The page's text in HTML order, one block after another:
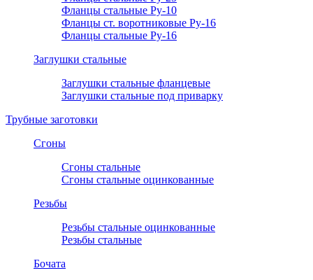
Фланцы стальные Ру-10
Фланцы ст. воротниковые Ру-16
Фланцы стальные Ру-16
Заглушки стальные
Заглушки стальные фланцевые
Заглушки стальные под приварку
Трубные заготовки
Сгоны
Сгоны стальные
Сгоны стальные оцинкованные
Резьбы
Резьбы стальные оцинкованные
Резьбы стальные
Бочата